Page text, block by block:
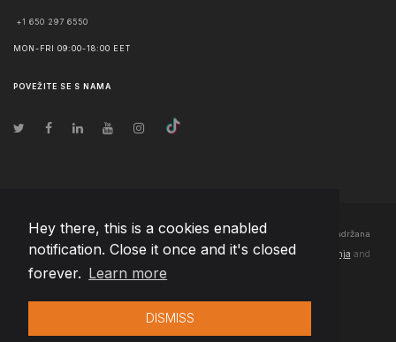
Hey there, this is a cookies enabled
notification. Close it once and it's closed
forever. Learn more
DISMISS
+1 650 297 6550
MON-FRI 09:00-18:00 EET
POVEŽITE SE S NAMA
© Autorska prava 2026 Team Extension Bosnia Herzegovina - Sva prava zadržana
Changelog● Korišćenjem ove stranice slažete se sa našimPravila korištenja and
Politika privatnosti